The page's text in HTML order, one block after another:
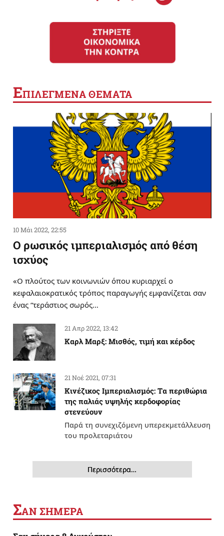
ΕΠΙΛΕΓΜΕΝΑ ΘΕΜΑΤΑ
10 Μάι 2022, 22:55
Ο ρωσικός ιμπεριαλισμός από θέση
ισχύος
«Ο πλούτος των κοινωνιών όπου κυριαρχεί ο
κεφαλαιοκρατικός τρόπος παραγωγής εμφανίζεται σαν
ένας “τεράστιος σωρός…
21 Απρ 2022, 13:42
Καρλ Μαρξ: Μισθός, τιμή και κέρδος
21 Νοέ 2021, 07:31
Κινέζικος Ιμπεριαλισμός: Tα περιθώρια
της παλιάς υψηλής κερδοφορίας
στενεύουν
Παρά τη συνεχιζόμενη υπερεκμετάλλευση
του προλεταριάτου
Περισσότερα…
ΣΑΝ ΣΗΜΕΡΑ